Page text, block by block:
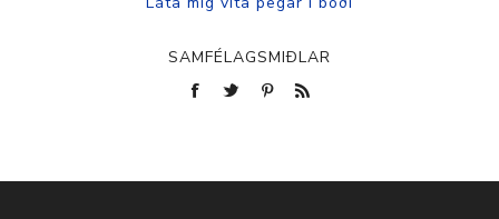
SAMFÉLAGSMIÐLAR